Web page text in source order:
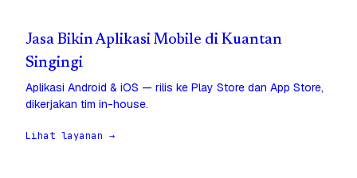
Jasa Bikin Aplikasi Mobile di Kuantan
Singingi
Aplikasi Android & iOS — rilis ke Play Store dan App Store,
dikerjakan tim in-house.
Lihat layanan →